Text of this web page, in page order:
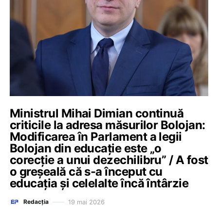
Ministrul Mihai Dimian continuă
criticile la adresa măsurilor Bolojan:
Modificarea în Parlament a legii
Bolojan din educație este „o
corecție a unui dezechilibru” / A fost
o greșeală că s-a început cu
educația și celelalte încă întârzie
Redacția 19 mai 2026